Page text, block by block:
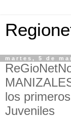
martes, 5 de
los
Juveniles